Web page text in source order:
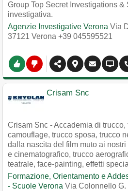
Group Top Secret Investigations &
investigativa.
Agenzie Investigative Verona Via
37121 Verona +39 045595521
Crisam Snc
Crisam Snc - Accademia di trucco,
camouflage, trucco sposa, trucco
dalla nascita del film muto ai
e cinematografico, trucco
teatrale, face-painting, effetti
Formazione, Orientamento e
- Scuole Verona Via Colonnello G.